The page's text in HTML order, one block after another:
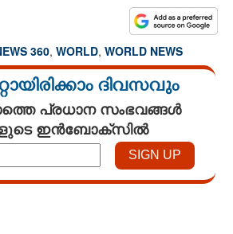
360, WORLD, WORLD NEWS
ദിവസവും
പ്രധാന സംഭവങ്ങൾ
ഇൻബോക്സിൽ